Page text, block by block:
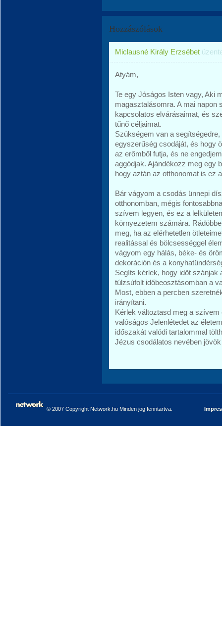
Hozzászólások
Miclausné Király Erzsébet
Atyám,
Te egy Jóságos Isten vagy, Aki
magasztalásomra. A mai napon
kapcsolatos elvárásaimat, és
tűnő céljaimat.
Szükségem van a
egyszerűség csodáját, és hogy
az erőmből futja, és ne
aggódjak. Ajándékozz meg egy
hogy aztán az otthonomat is ez
Bár vágyom a csodás ünnepi
otthonomban, mégis
szívem legyen, és ez a
környezetem számára.
meg, ha az elérhetetlen
realitással és bölcsességgel
vágyom egy hálás, béke- és
dekoráción és a
Segíts kérlek, hogy időt szánjak
túlzsúfolt időbeosztásomban a
Most, ebben a percben
irányítani.
Kérlek változtasd meg a
valóságos Jelenlétedet az
időszakát valódi tartalommal
Jézus csodálatos nevében
© 2007 Copyright Network.hu Minden jog fenntartva.